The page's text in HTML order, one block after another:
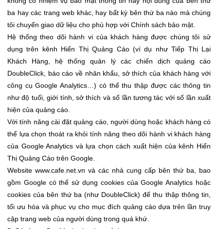
ba hay các trang web khác, hay bất kỳ bên thứ ba nào mà chúng
tôi chuyển giao dữ liệu cho phù hợp với Chính sách bảo mật.
Hệ thống theo dõi hành vi của khách hàng được chúng tôi sử
dụng trên kênh Hiển Thị Quảng Cáo (ví dụ như Tiếp Thị Lại
Khách Hàng, hệ thống quản lý các chiến dịch quảng cáo
DoubleClick, báo cáo về nhân khẩu, sở thích của khách hàng với
công cụ Google Analytics…) có thể thu thập được các thông tin
như độ tuổi, giới tính, sở thích và số lần tương tác với số lần xuất
hiện của quảng cáo.
Với tính năng cài đặt quảng cáo, người dùng hoặc khách hàng có
thể lựa chọn thoát ra khỏi tính năng theo dõi hành vi khách hàng
của Google Analytics và lựa chọn cách xuất hiện của kênh Hiển
Thị Quảng Cáo trên Google.
Website www.cafe.net.vn và các nhà cung cấp bên thứ ba, bao
gồm Google có thể sử dụng cookies của Google Analytics hoặc
cookies của bên thứ ba (như DoubleClick) để thu thập thông tin,
tối ưu hóa và phục vụ cho mục đích quảng cáo dựa trên lần truy
cập trang web của người dùng trong quá khứ.